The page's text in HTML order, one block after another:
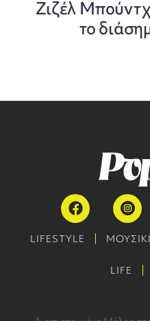
Ζιζέλ
το
LIFESTYLE
LIFE